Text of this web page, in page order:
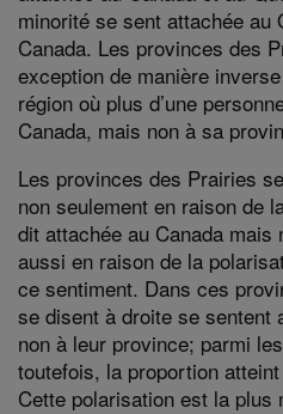
minorité se sent attachée au
Canada. Les provinces des
exception de manière
région où plus d’une
Canada, mais non à sa
Les provinces des Prairies
non seulement en raison de
dit attachée au Canada
aussi en raison de la
ce sentiment. Dans ces
se disent à droite se sentent
non à leur province; parmi
toutefois, la proportion
Cette polarisation est la plus